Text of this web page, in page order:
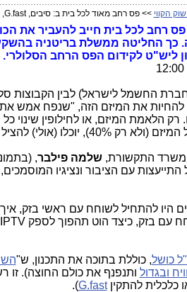
הקווי >> פס רחב מאוד לכל בית ב: סיבים, G.fast, סלולר ואלחוט, בתכנון ממשלתי נכון
רחב לכל בית חייב להעביר את
החשמל לישראל) לבין הקבוצות
רק הלאמת המיזם, או לחילופין שינוי
(ולא רק 40%), יוכלו (אולי) להציל את "הגוויה המהלכת" הזו.
משרד התקשורת,שלמה פילבר,
עם הציבור ונציגיו
כושל, כוללת בתוכה את התכנון, ש"
ובגדול ותנפנף את כולם החוצה).
כלכלית להתקיןG.fast
).